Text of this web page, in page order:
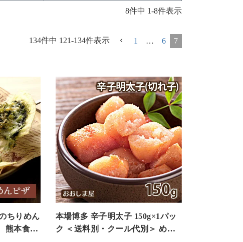
8件中 1-8件表示
134件中 121-134件表示 1 … 6 7
ちりめん
熊本食材
本場博多 辛子明太子 150g×1パッ
ク ＜送料別・クール代別＞ めん